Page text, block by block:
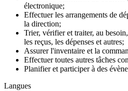
électronique;
Effectuer les arrangements de
la direction;
Trier, vérifier et traiter, au
les reçus, les dépenses et autres;
Assurer l'inventaire et la
Effectuer toutes autres tâches
Planifier et participer à des
Langues